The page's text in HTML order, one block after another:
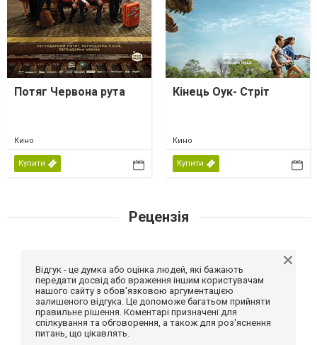
Потяг Червона рута
Кино
Купити
Кінець Оук- Стріт
Кино
Купити
Рецензія
Відгук - це думка або оцінка людей, які бажають
передати досвід або враження іншим користувачам
нашого сайту з обов'язковою аргументацією
залишеного відгука. Це допоможе багатьом прийняти
правильне рішення. Коментарі призначені для
спілкування та обговорення, а також для роз'яснення
питань, що цікавлять.